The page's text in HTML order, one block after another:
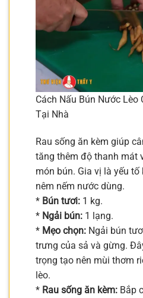
Cách Nấu Bún Nước Lèo
Tại Nhà
Rau sống ăn kèm giúp
tăng thêm độ thanh mát
món bún. Gia vị là yếu
nêm nếm nước dùng.
* Bún tươi: 1 kg.
* Ngải bún: 1 lạng.
* Mẹo chọn: Ngải bún
trưng của sả và gừng.
trọng tạo nên mùi thơm
lèo.
* Rau sống ăn kèm: Bắp